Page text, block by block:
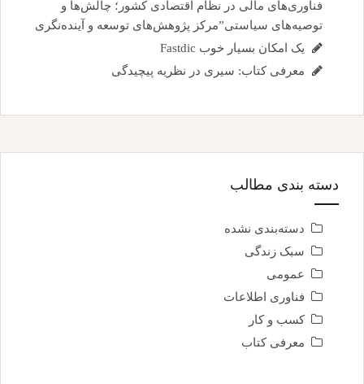
فناوری‌های مالی در نظام اقتصادی کشور؛ چالش‌ها و
توصیه‌های سیاستی”مرکز پژوهش‌های توسعه و آینده‌نگری
یک امکان بسیار خوب Fastdic
معرفی کتاب: سیری در نظریه پیچیدگی
دسته بندی مطالب
دسته‌بندی نشده
سبک زندگی
عمومی
فناوری اطلاعات
کسب و کار
معرفی کتاب